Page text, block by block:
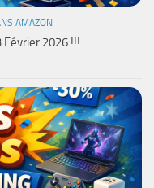
AMAZON
Février 2026 !!!